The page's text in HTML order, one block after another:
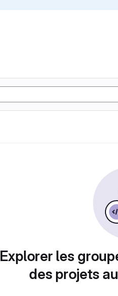
Explorer les
des projets